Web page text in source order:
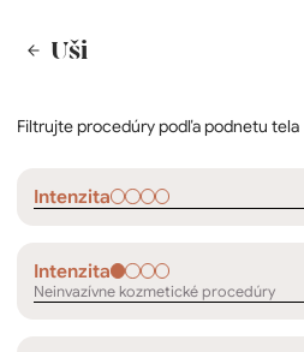
Uši
Filtrujte procedúry podľa podnetu tela
Intenzita
Intenzita
Neinvazívne kozmetické procedúry